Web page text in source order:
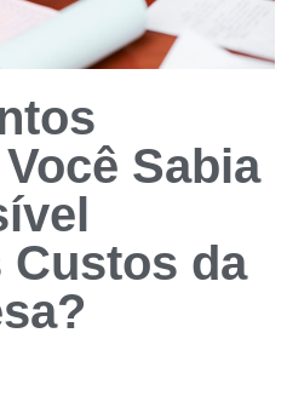
Sabia
Custos da